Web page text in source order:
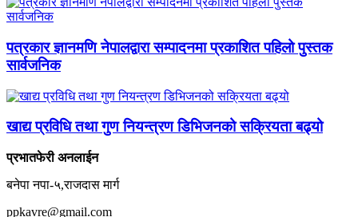
पत्रकार ज्ञानमणि नेपालद्वारा सम्पादनमा प्रकाशित पहिलो पुस्तक
सार्वजनिक
खाद्य प्रविधि तथा गुण नियन्त्रण डिभिजनको सक्रियता बढ्यो
प्रभातफेरी अनलाईन
बनेपा नपा-५,राजदास मार्ग
ppkavre@gmail.com